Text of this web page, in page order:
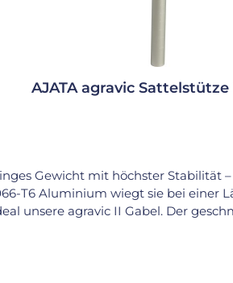
AJATA agravic Sattelstütze
Gewicht mit höchster
T6 Aluminium wiegt sie bei einer
unsere agravic II Gabel. Der